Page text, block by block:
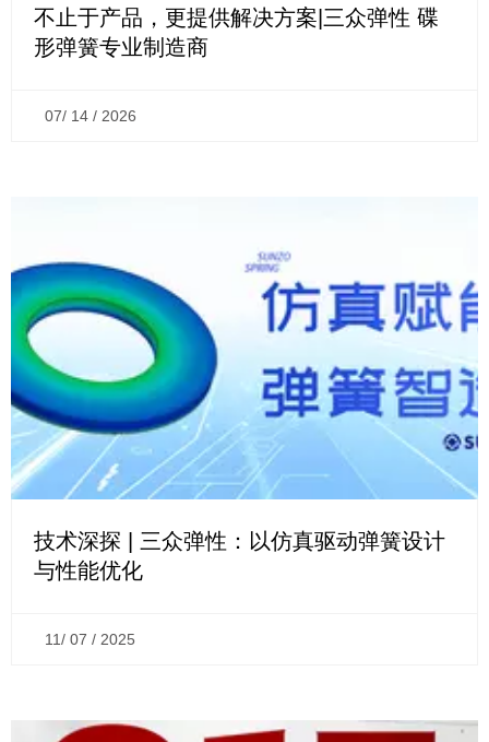
不止于产品，更提供解决方案|三众弹性 碟
形弹簧专业制造商
07/ 14 / 2026
技术深探 | 三众弹性：以仿真驱动弹簧设计
与性能优化
11/ 07 / 2025